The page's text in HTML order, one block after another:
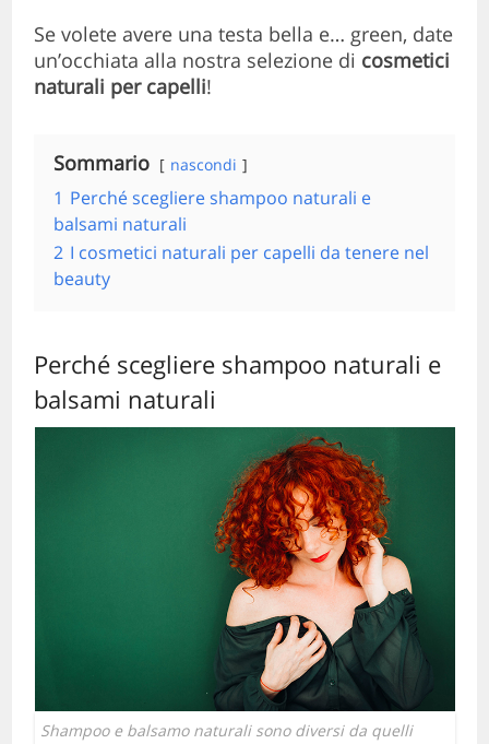
Se volete avere una testa bella e… green, date
un’occhiata alla nostra selezione di cosmetici
naturali per capelli!
Sommario nascondi
1 Perché scegliere shampoo naturali e
balsami naturali
2 I cosmetici naturali per capelli da tenere nel
beauty
Perché scegliere shampoo naturali e
balsami naturali
Shampoo e balsamo naturali sono diversi da quelli